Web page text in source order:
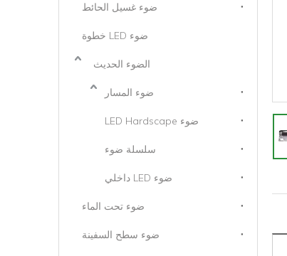
ضوء غسيل الحائط
ضوء LED خطوة
الضوء الحديث
ضوء المسار
ضوء LED Hardscape
سلسلة ضوء
ضوء LED داخلي
ضوء تحت الماء
ضوء سطح السفينة